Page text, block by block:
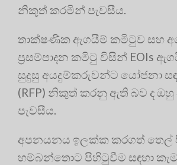
නිකුත් කරමින් පැවසීය.
තාක්ෂණික ඇගයීම් කමිටුව සහ
ප්‍රසම්පාදන කමිටු විසින් EOIs
සුදුසු අයදුම්කරුවන්ට යෝජනා
(RFP) නිකුත් කරනු ඇති බව ද ඔහු
පැවසීය.
අපනයනය ඉලක්ක කරගත් තෙල්
හම්බන්තොට පිහිටුවීම සඳහා